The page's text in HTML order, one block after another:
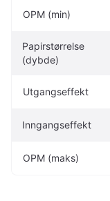
OPM (min)
Papirstørrelse
(dybde)
Utgangseffekt
Inngangseffekt
OPM (maks)